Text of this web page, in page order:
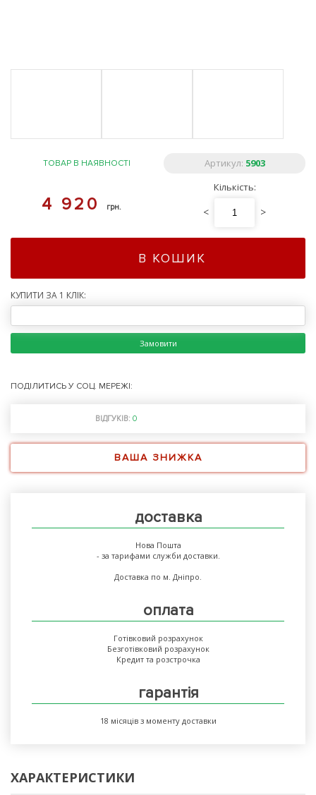
ТОВАР В НАЯВНОСТІ Артикул: 5903
4 920 грн.
Кількість:
< >
В КОШИК
КУПИТИ ЗА 1 КЛІК:
Замовити
ПОДІЛИТИСЬ У СОЦ. МЕРЕЖІ:
ВІДГУКІВ: 0
ВАША ЗНИЖКА
доставка
Нова Пошта
- за тарифами служби доставки.
Доставка по м. Дніпро.
оплата
Готівковий розрахунок
Безготівковий розрахунок
Кредит та розстрочка
гарантія
18 місяців з моменту доставки
ХАРАКТЕРИСТИКИ